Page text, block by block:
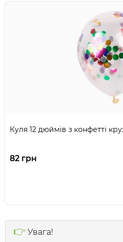
Куля 12 дюймів з конфетті
82 грн
👉 Увага!